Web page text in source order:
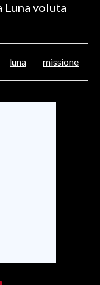
voluta
luna missione